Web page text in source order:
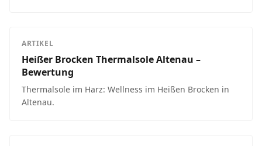
ARTIKEL
Heißer Brocken Thermalsole Altenau –
Bewertung
Thermalsole im Harz: Wellness im Heißen Brocken in
Altenau.